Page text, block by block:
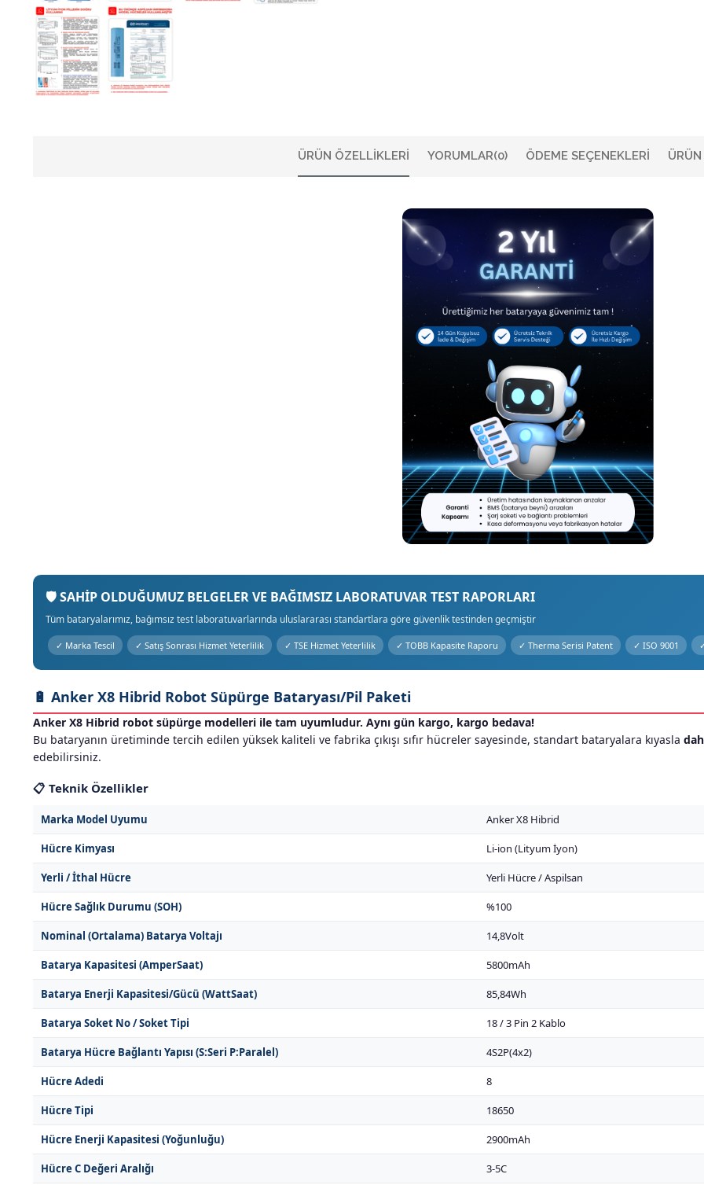
ÜRÜN ÖZELLIKLERI YORUMLAR(0) ÖDEME SEÇENEKLERI
🛡 SAHİP OLDUĞUMUZ BELGELER VE BAĞIMSIZ LABORATUVAR TEST RAPORLARI
Tüm bataryalarımız, bağımsız test laboratuvarlarında uluslararası standartlara göre güvenlik testinden geçmiştir
✓ Marka Tescil ✓ Satış Sonrası Hizmet Yeterlilik ✓ TSE Hizmet Yeterlilik ✓ TOBB Kapasite Raporu ✓ Therma Serisi Patent ✓ ISO 9001
🔋 Anker X8 Hibrid Robot Süpürge Bataryası/Pil Paketi
Anker X8 Hibrid robot süpürge modelleri ile tam uyumludur. Aynı gün kargo, kargo bedava!
Bu bataryanın üretiminde tercih edilen yüksek kaliteli ve fabrika çıkışı sıfır hücreler sayesinde, standart bataryalara kıyasla
edebilirsiniz.
📋 Teknik Özellikler
Marka Model Uyumu Anker X8 Hibrid
Hücre Kimyası Li-ion (Lityum İyon)
Yerli / İthal Hücre Yerli Hücre / Aspilsan
Hücre Sağlık Durumu (SOH) %100
Nominal (Ortalama) Batarya Voltajı 14,8Volt
Batarya Kapasitesi (AmperSaat) 5800mAh
Batarya Enerji Kapasitesi/Gücü (WattSaat) 85,84Wh
Batarya Soket No / Soket Tipi 18 / 3 Pin 2 Kablo
Batarya Hücre Bağlantı Yapısı (S:Seri P:Paralel) 4S2P(4x2)
Hücre Adedi 8
Hücre Tipi 18650
Hücre Enerji Kapasitesi (Yoğunluğu) 2900mAh
Hücre C Değeri Aralığı 3-5C